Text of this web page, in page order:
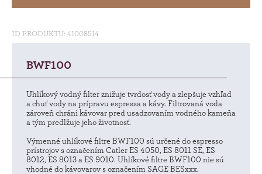
ID PRODUKTU: 41008514
BWF100
Uhlíkový vodný filter znižuje tvrdosť vody a zlepšuje vzhľad
a chuť vody na prípravu espressa a kávy. Filtrovaná voda
zároveň chráni kávovar pred usadzovaním vodného kameňa
a tým predlžuje jeho životnosť.
Výmenné uhlíkové filtre BWF100 sú určené do espresso
prístrojov s označením Catler ES 4050, ES 8011 SE, ES
8012, ES 8013 a ES 9010. Uhlíkové filtre BWF100 nie sú
vhodné do kávovarov s označením SAGE BESxxx.